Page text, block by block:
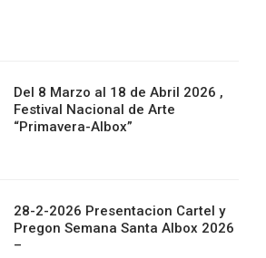
Del 8 Marzo al 18 de Abril 2026 ,
Festival Nacional de Arte
“Primavera-Albox”
28-2-2026 Presentacion Cartel y
Pregon Semana Santa Albox 2026
–